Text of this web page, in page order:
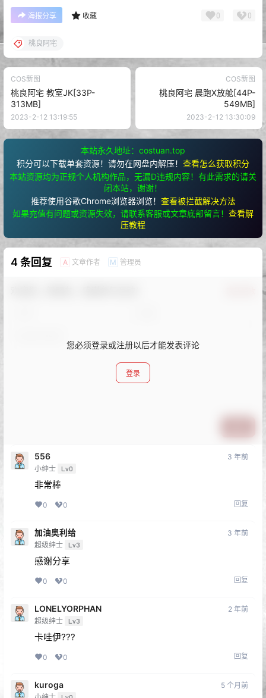
海报分享 收藏 0 0
桃良阿宅
COS新图
桃良阿宅 教室JK[33P-
313MB]
2023-2-12 13:19:55
COS新图
桃良阿宅 晨跑X放舱[44P-
549MB]
2023-2-12 13:30:09
本站永久地址：costuan.top
积分可以下载单套资源！请勿在网盘内解压！ 查看怎么获取积分
本站资源均为正规个人机构作品，无漏D违规内容！有此需求的请关
闭本站，谢谢！
推荐使用谷歌Chrome浏览器浏览！ 查看被拦截解决方法
如果充值有问题或资源失效，请联系客服或文章底部留言！ 查看解
压教程
4 条回复 A 文章作者 M 管理员
您必须登录或注册以后才能发表评论
登录
556
小绅士 Lv0
3 年前
非常棒
0 0 回复
加油奥利给
超级绅士 Lv3
3 年前
感谢分享
0 0 回复
LONELYORPHAN
超级绅士 Lv3
2 年前
卡哇伊???
0 0 回复
kuroga 5 个月前